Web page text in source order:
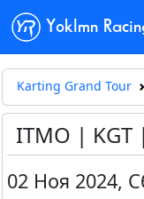
Yoklmn
Karting Grand Tour
ITMO | KGT
02 Ноя 2024,